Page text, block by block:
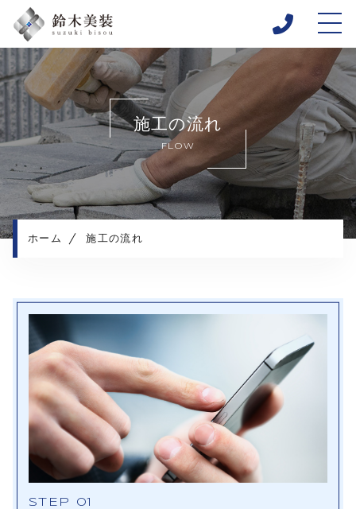
ホーム
当社について
施工メニュー
施工実績
施工の流れ
よくある質問
施工の流れ
FLOW
ホーム 施工の流れ
STEP 01